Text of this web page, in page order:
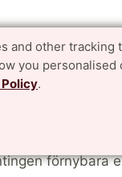
and other
you personalised
.
av många
vara
förnybara